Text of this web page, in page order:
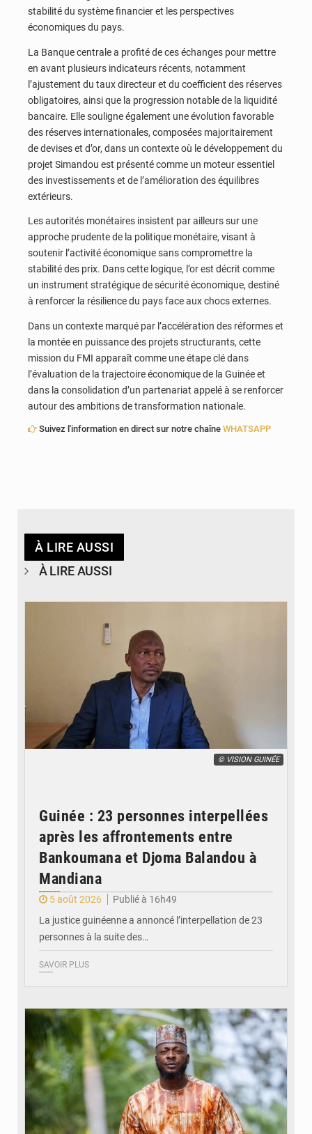
stabilité du système financier et les perspectives
économiques du pays.
La Banque centrale a profité de ces échanges pour mettre
en avant plusieurs indicateurs récents, notamment
l’ajustement du taux directeur et du coefficient des réserves
obligatoires, ainsi que la progression notable de la liquidité
bancaire. Elle souligne également une évolution favorable
des réserves internationales, composées majoritairement
de devises et d’or, dans un contexte où le développement du
projet Simandou est présenté comme un moteur essentiel
des investissements et de l’amélioration des équilibres
extérieurs.
Les autorités monétaires insistent par ailleurs sur une
approche prudente de la politique monétaire, visant à
soutenir l’activité économique sans compromettre la
stabilité des prix. Dans cette logique, l’or est décrit comme
un instrument stratégique de sécurité économique, destiné
à renforcer la résilience du pays face aux chocs externes.
Dans un contexte marqué par l’accélération des réformes et
la montée en puissance des projets structurants, cette
mission du FMI apparaît comme une étape clé dans
l’évaluation de la trajectoire économique de la Guinée et
dans la consolidation d’un partenariat appelé à se renforcer
autour des ambitions de transformation nationale.
Suivez l'information en direct sur notre chaîne WHATSAPP
À LIRE AUSSI
À LIRE AUSSI
© VISION GUINÉE
Guinée : 23 personnes interpellées
après les affrontements entre
Bankoumana et Djoma Balandou à
Mandiana
5 août 2026
Publié à 16h49
La justice guinéenne a annoncé l’interpellation de 23
personnes à la suite des…
SAVOIR PLUS